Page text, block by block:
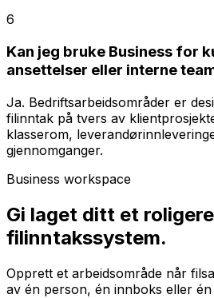
6
Kan jeg bruke Business for
ansettelser eller interne
Ja. Bedriftsarbeidsområder er
filinntak på tvers av
klasserom,
gjennomganger.
Business workspace
Gi laget ditt et roligere
filinntakssystem.
Opprett et arbeidsområde når
av én person, én innboks eller én